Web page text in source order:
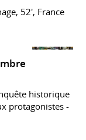
52', France
historique
protagonistes -